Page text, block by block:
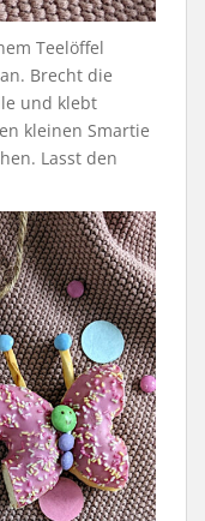
Teelöffel
an. Brecht die
und klebt
kleinen Smartie
Lasst den